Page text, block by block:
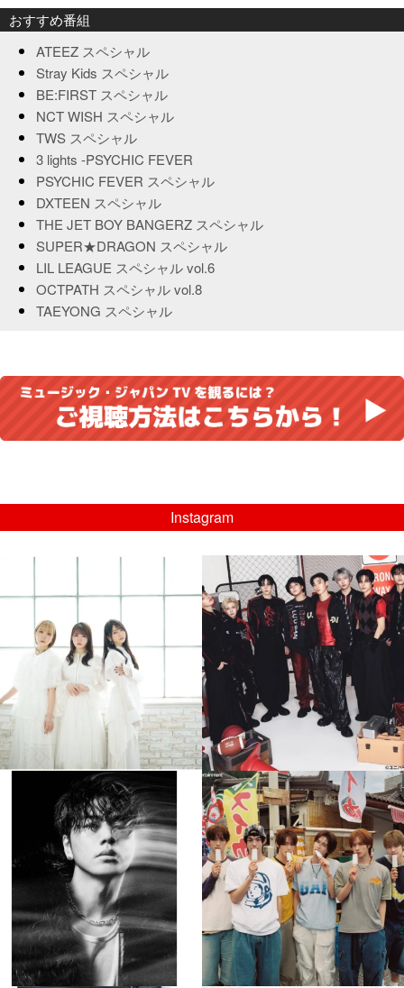
おすすめ番組
ATEEZ スペシャル
Stray Kids スペシャル
BE:FIRST スペシャル
NCT WISH スペシャル
TWS スペシャル
3 lights -PSYCHIC FEVER
PSYCHIC FEVER スペシャル
DXTEEN スペシャル
THE JET BOY BANGERZ スペシャル
SUPER★DRAGON スペシャル
LIL LEAGUE スペシャル vol.6
OCTPATH スペシャル vol.8
TAEYONG スペシャル
Instagram
...
8月 4
4 0
musicjapantv
💡08/05(水)23:00特番放送！
...
8月 4
4 0
musicjapantv
💡8月特番放送決定！
...
8月 4
397 0
musicjapantv
💡8月特番放送決定！
...
8月 4
6 0